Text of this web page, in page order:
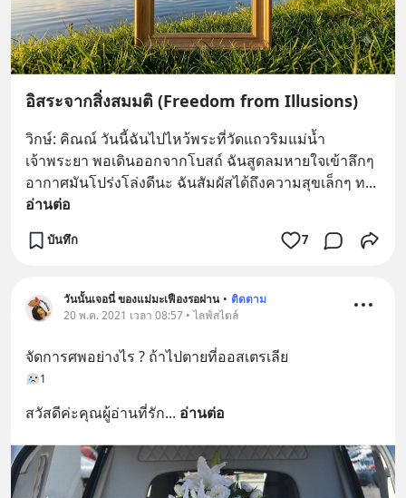
อิสระจากสิ่งสมมติ (Freedom from Illusions)
วิกษ์: คิณณ์ วันนี้ฉันไปไหว้พระที่วัดแถวริมแม่น้ำ
เจ้าพระยา พอเดินออกจากโบสถ์ ฉันสูดลมหายใจเข้าลึกๆ
อากาศมันโปร่งโล่งดีนะ ฉันสัมผัสได้ถึงความสุขเล็กๆ ท
อ่านต่อ
บันทึก 7
วันนั้นเจอนี่ ของแม่มะเฟืองรอฝาน • ติดตาม
20 พ.ค. 2021 เวลา 08:57 • ไลฟ์สไตล์
จัดการศพอย่างไร ? ถ้าไปตายที่ออสเตรเลีย
1
สวัสดีค่ะคุณผู้อ่านที่รัก... อ่านต่อ